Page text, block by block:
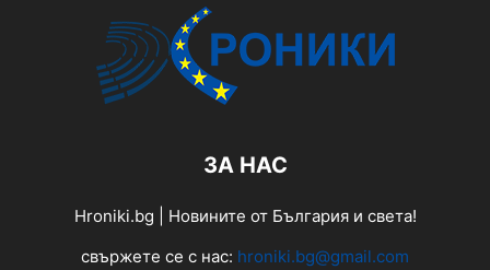
ЗА НАС
Hroniki.bg | Новините от България и света!
свържете се с нас: hroniki.bg@gmail.com